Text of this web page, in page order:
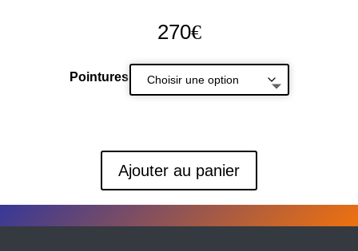
270€
Pointures
Ajouter au panier